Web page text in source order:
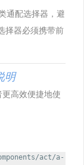
通配选择器，避
择器必须携带前
明
高效便捷地使
act/a-